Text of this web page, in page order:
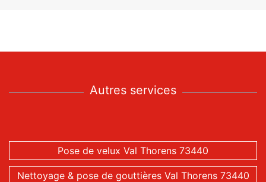
Autres services
Pose de velux Val Thorens 73440
Nettoyage & pose de gouttières Val Thorens 73440